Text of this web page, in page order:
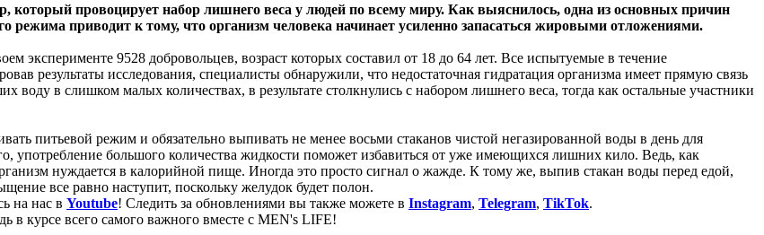
провоцирует набор лишнего веса у людей по всему миру. Как выяснилось, одна из основных причин
режима приводит к тому, что организм человека начинает усиленно запасаться жировыми отложениями.
эксперименте 9528 добровольцев, возраст которых составил от 18 до 64 лет. Все испытуемые в течение
результаты исследования, специалисты обнаружили, что недостаточная гидратация организма имеет прямую связь
в слишком малых количествах, в результате столкнулись с набором лишнего веса, тогда как остальные участники
питьевой режим и обязательно выпивать не менее восьми стаканов чистой негазированной воды в день для
употребление большого количества жидкости поможет избавиться от уже имеющихся лишних кило. Ведь, как
нуждается в калорийной пище. Иногда это просто сигнал о жажде. К тому же, выпив стакан воды перед едой,
все равно наступит, поскольку желудок будет полон.
на нас в Youtube! Следить за обновлениями вы также можете в Instagram, Telegram, TikTok.
в курсе всего самого важного вместе с MEN's LIFE!